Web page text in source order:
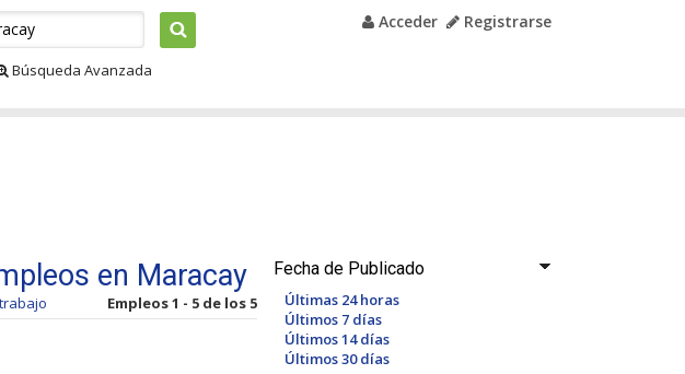
Acceder Registrarse
Búsqueda Avanzada
Fecha de Publicado
Últimas 24 horas
Últimos 7 días
Últimos 14 días
Últimos 30 días
en Maracay
Empleos 1 - 5 de los 5